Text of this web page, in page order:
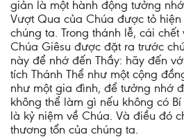
giản là một hành động tưởng
Vượt Qua của Chúa được tỏ
chúng ta. Trong thánh lễ, cái
Chúa Giêsu được đặt ra trước
này để nhớ đến Thầy: hãy đến
tích Thánh Thể như một cộng
như một gia đình, để tưởng nhớ
không thể làm gì nếu không có
là kỷ niệm về Chúa. Và điều đó
thương tổn của chúng ta.